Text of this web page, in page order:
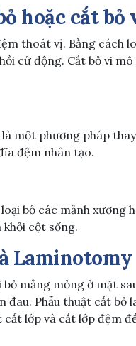
hoặc cắt bỏ
thoát vị. Bằng cách
cử động. Cắt bỏ vi
một phương pháp
đệm nhân tạo.
bỏ các mảnh
cột sống.
Laminotomy
bỏ mảng mỏng ở mặt
đau. Phẫu thuật cắt
cắt lớp và cắt lớp đệm